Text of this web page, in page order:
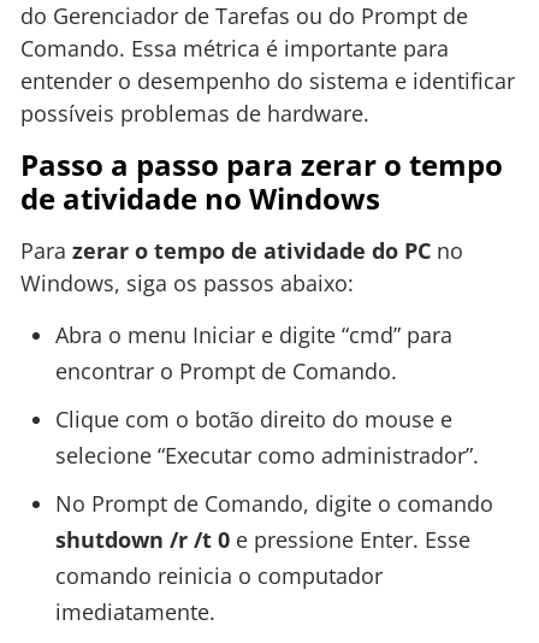
do Gerenciador de Tarefas ou do Prompt de
Comando. Essa métrica é importante para
entender o desempenho do sistema e identificar
possíveis problemas de hardware.
Passo a passo para zerar o tempo
de atividade no Windows
Para zerar o tempo de atividade do PC no
Windows, siga os passos abaixo:
Abra o menu Iniciar e digite “cmd” para
encontrar o Prompt de Comando.
Clique com o botão direito do mouse e
selecione “Executar como administrador”.
No Prompt de Comando, digite o comando
shutdown /r /t 0e pressione Enter. Esse
comando reinicia o computador
imediatamente.